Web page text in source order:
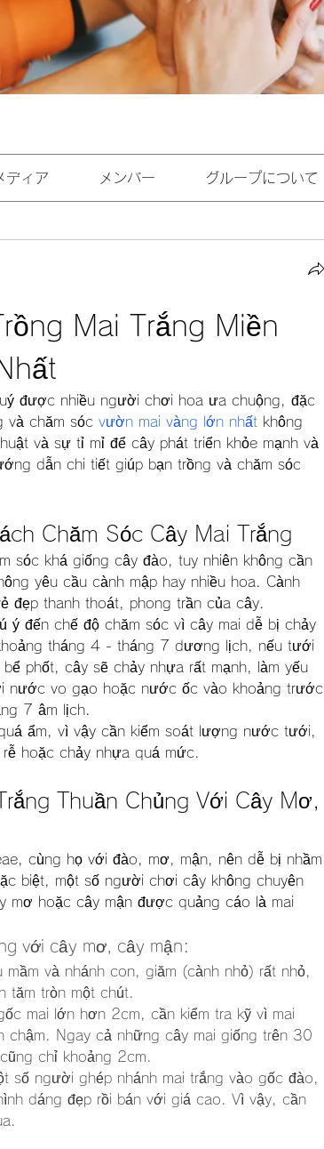
ディア メンバー グループについて
Mai Trắng Miền
được nhiều người chơi hoa ưa chuộng, đặc
và chăm sóc vườn mai vàng lớn nhất không
và sự tỉ mỉ để cây phát triển khỏe mạnh và
dẫn chi tiết giúp bạn trồng và chăm sóc
Chăm Sóc Cây Mai Trắng
sóc khá giống cây đào, tuy nhiên không cần
yêu cầu cành mập hay nhiều hoa. Cành
đẹp thanh thoát, phong trần của cây.
ý đến chế độ chăm sóc vì cây mai dễ bị chảy
tháng 4 - tháng 7 dương lịch, nếu tưới
phốt, cây sẽ chảy nhựa rất mạnh, làm yếu
nước vo gạo hoặc nước ốc vào khoảng trước
7 âm lịch.
ẩm, vì vậy cần kiểm soát lượng nước tưới,
hoặc chảy nhựa quá mức.
Thuần Chủng Với Cây Mơ,
cùng họ với đào, mơ, mận, nên dễ bị nhầm
biệt, một số người chơi cây không chuyên
mơ hoặc cây mận được quảng cáo là mai
với cây mơ, cây mận:
mầm và nhánh con, giăm (cành nhỏ) rất nhỏ,
tăm tròn một chút.
mai lớn hơn 2cm, cần kiểm tra kỹ vì mai
chậm. Ngay cả những cây mai giống trên 30
chỉ khoảng 2cm.
số người ghép nhánh mai trắng vào gốc đào,
dáng đẹp rồi bán với giá cao. Vì vậy, cần